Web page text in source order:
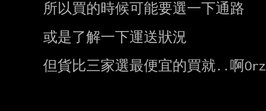
所以買的時候可能要選一下通路
或是了解一下運送狀況
但貨比三家選最便宜的買就..啊Orz